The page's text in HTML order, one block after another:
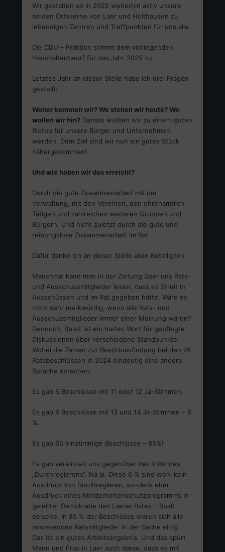
Wir gestalten so in 2025 weiterhin aktiv unsere
beiden Ortskerne von Laer und Holthausen zu
lebendigen Zentren und Treffpunkten für uns alle.
Die CDU – Fraktion stimmt dem vorliegenden
Haushaltentwurf für das Jahr 2025 zu.
Letztes Jahr an dieser Stelle habe ich drei Fragen
gestellt:
Woher kommen wir? Wo stehen wir heute? Wo
wollen wir hin? Damals wollten wir zu einem guten
Biotop für unsere Bürger und Unternehmen
werden. Dem Ziel sind wir nun ein gutes Stück
nähergekommen!
Und wie haben wir das erreicht?
Durch die gute Zusammenarbeit mit der
Verwaltung, mit den Vereinen, den ehrenamtlich
Tätigen und zahlreichen weiteren Gruppen und
Bürgern. Und nicht zuletzt durch die gute und
reibungslose Zusammenarbeit im Rat.
Dafür danke ich an dieser Stelle allen Beteiligten.
Manchmal kann man in der Zeitung über uns Rats-
und Ausschussmitglieder lesen, dass es Streit in
Ausschüssen und im Rat gegeben hätte. Wäre es
nicht sehr merkwürdig, wenn alle Rats- und
Ausschussmitglieder immer einer Meinung wären?
Dennoch, Streit ist ein hartes Wort für gepflegte
Diskussionen über verschiedene Standpunkte.
Wobei die Zahlen zur Beschlussfindung bei den 76
Ratsbeschlüssen in 2024 eindeutig eine andere
Sprache sprechen:
Es gab 5 Beschlüsse mit 11 oder 12 Ja-Stimmen.
Es gab 6 Beschlüsse mit 13 und 14 Ja-Stimmen – 8
%.
Es gab 65 einstimmige Beschlüsse – 85%!
Es gab vereinzelt uns gegenüber der Kritik des
„Durchregierens“. Na ja. Diese 6 % sind wohl kein
Ausdruck von Durchregieren, sondern eher
Ausdruck eines Minderheitenschutzprogramms in
gelebter Demokratie des Laerer Rates – Spaß
beiseite. In 85 % der Beschlüsse waren sich alle
anwesenden Ratsmitglieder in der Sache einig.
Das ist ein gutes Arbeitsergebnis. Und das spürt
Mann und Frau in Laer auch daran, dass es mit